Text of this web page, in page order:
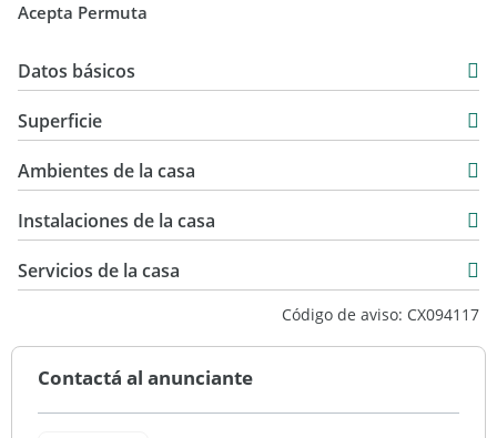
Acepta Permuta
Datos básicos
Venta
USD 430.000
Superficie
107 m2
277 m2
Ambientes de la casa
Instalaciones de la casa
Servicios de la casa
Código de aviso: CX094117
Contactá al anunciante